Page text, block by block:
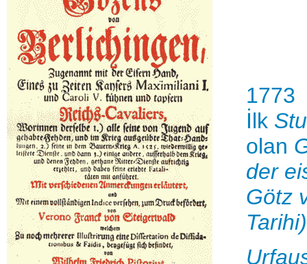
1773
İlk
olan
der
Götz
Tarihi)